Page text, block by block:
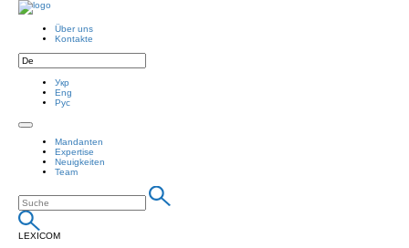
Über uns
Kontakte
Укр
Eng
Рус
Mandanten
Expertise
Neuigkeiten
Team
LEXICOM